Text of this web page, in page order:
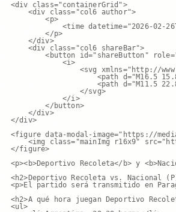
<div class="containerGrid">
    <div class="col6 author">
        <p>
<time datetime="2026-02-
        </p>
    </div>
    <div class="col6 shareBar">
<button id="shareButton"
            <i>
<svg xmlns="http://
<path d="M16.5
<path d="M11.5
                </svg>
            </i>
        </button>
    </div>
</div>
<figure data-modal-image="https://
<img class="mainImg r16x9"
</figure>
<p><b>Deportivo Recoleta</b> y
<h2>Deportivo Recoleta vs. Nacional
<p>El partido será transmitido en
<h2>A qué hora juegan Deportivo
<ul>